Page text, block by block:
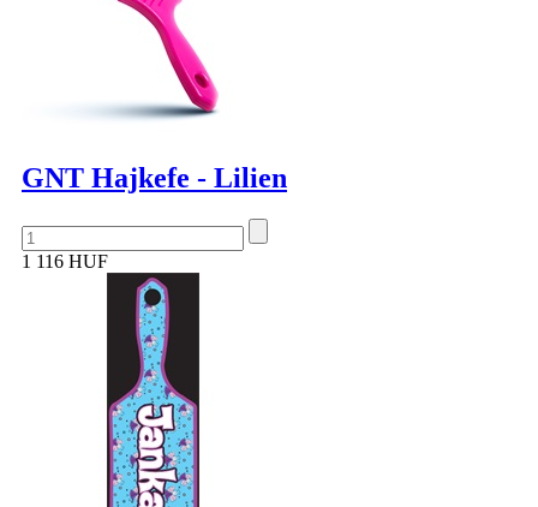
GNT Hajkefe - Lilien
1 116 HUF